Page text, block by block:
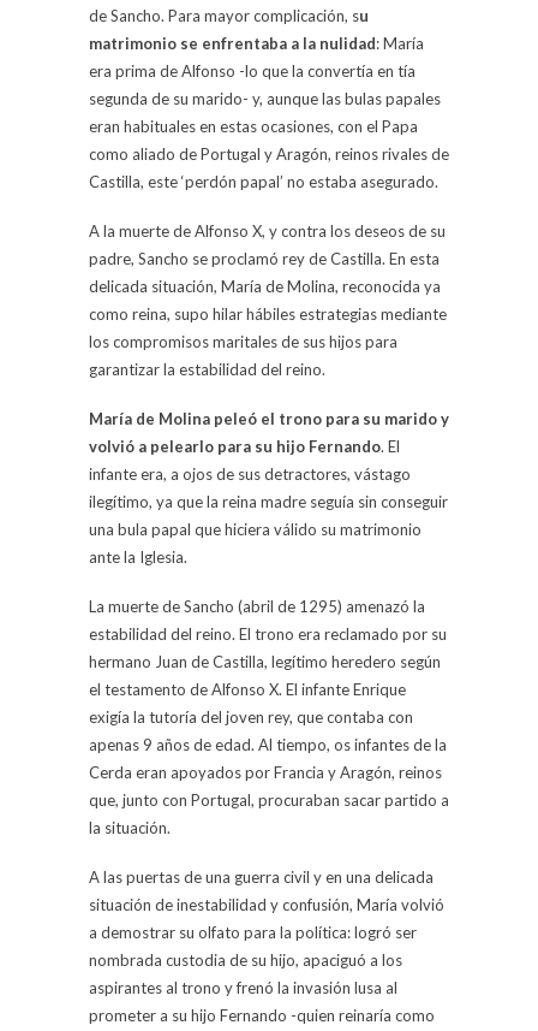
de Sancho. Para mayor complicación, su
matrimonio se enfrentaba a la nulidad: María
era prima de Alfonso -lo que la convertía en tía
segunda de su marido- y, aunque las bulas papales
eran habituales en estas ocasiones, con el Papa
como aliado de Portugal y Aragón, reinos rivales de
Castilla, este ‘perdón papal’ no estaba asegurado.
A la muerte de Alfonso X, y contra los deseos de su
padre, Sancho se proclamó rey de Castilla. En esta
delicada situación, María de Molina, reconocida ya
como reina, supo hilar hábiles estrategias mediante
los compromisos maritales de sus hijos para
garantizar la estabilidad del reino.
María de Molina peleó el trono para su marido y
volvió a pelearlo para su hijo Fernando. El
infante era, a ojos de sus detractores, vástago
ilegítimo, ya que la reina madre seguía sin conseguir
una bula papal que hiciera válido su matrimonio
ante la Iglesia.
La muerte de Sancho (abril de 1295) amenazó la
estabilidad del reino. El trono era reclamado por su
hermano Juan de Castilla, legítimo heredero según
el testamento de Alfonso X. El infante Enrique
exigía la tutoría del joven rey, que contaba con
apenas 9 años de edad. Al tiempo, os infantes de la
Cerda eran apoyados por Francia y Aragón, reinos
que, junto con Portugal, procuraban sacar partido a
la situación.
A las puertas de una guerra civil y en una delicada
situación de inestabilidad y confusión, María volvió
a demostrar su olfato para la política: logró ser
nombrada custodia de su hijo, apaciguó a los
aspirantes al trono y frenó la invasión lusa al
prometer a su hijo Fernando -quien reinaría como